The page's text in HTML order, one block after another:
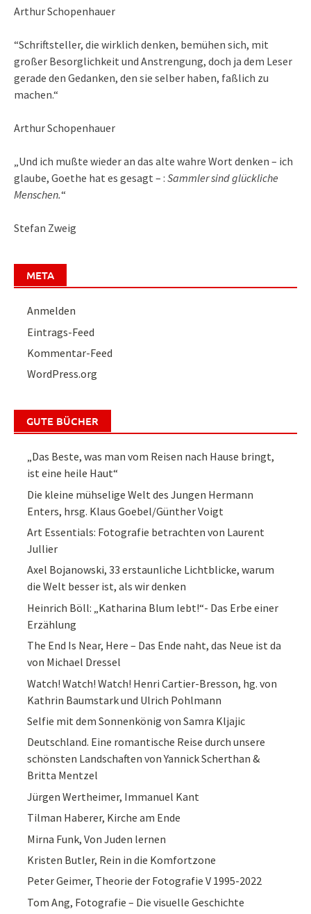
Arthur Schopenhauer
“Schriftsteller, die wirklich denken, bemühen sich, mit
großer Besorglichkeit und Anstrengung, doch ja dem Leser
gerade den Gedanken, den sie selber haben, faßlich zu
machen.“
Arthur Schopenhauer
„Und ich mußte wieder an das alte wahre Wort denken – ich
glaube, Goethe hat es gesagt – : Sammler sind glückliche
Menschen.“
Stefan Zweig
META
Anmelden
Eintrags-Feed
Kommentar-Feed
WordPress.org
GUTE BÜCHER
„Das Beste, was man vom Reisen nach Hause bringt,
ist eine heile Haut“
Die kleine mühselige Welt des Jungen Hermann
Enters, hrsg. Klaus Goebel/Günther Voigt
Art Essentials: Fotografie betrachten von Laurent
Jullier
Axel Bojanowski, 33 erstaunliche Lichtblicke, warum
die Welt besser ist, als wir denken
Heinrich Böll: „Katharina Blum lebt!“- Das Erbe einer
Erzählung
The End Is Near, Here – Das Ende naht, das Neue ist da
von Michael Dressel
Watch! Watch! Watch! Henri Cartier-Bresson, hg. von
Kathrin Baumstark und Ulrich Pohlmann
Selfie mit dem Sonnenkönig von Samra Kljajic
Deutschland. Eine romantische Reise durch unsere
schönsten Landschaften von Yannick Scherthan &
Britta Mentzel
Jürgen Wertheimer, Immanuel Kant
Tilman Haberer, Kirche am Ende
Mirna Funk, Von Juden lernen
Kristen Butler, Rein in die Komfortzone
Peter Geimer, Theorie der Fotografie V 1995-2022
Tom Ang, Fotografie – Die visuelle Geschichte